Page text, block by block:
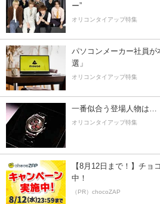
ー”
オリコンタイアップ特集
パソコンメーカー社員
選」
オリコンタイアップ特集
一番似合う登場人物は…
オリコンタイアップ特集
【8月12日まで！】チョ
中！
（PR）chocoZAP